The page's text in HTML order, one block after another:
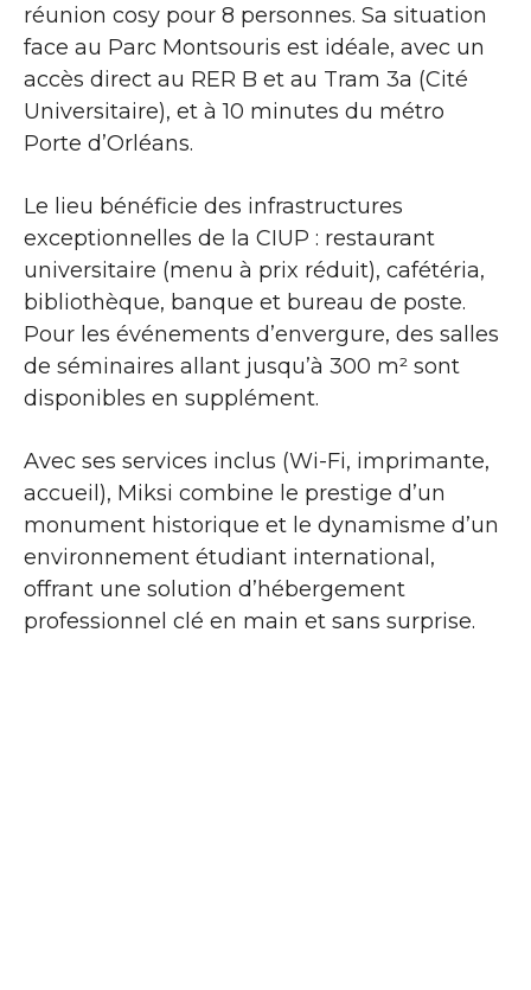
réunion cosy pour 8 personnes. Sa situation
face au Parc Montsouris est idéale, avec un
accès direct au RER B et au Tram 3a (Cité
Universitaire), et à 10 minutes du métro
Porte d’Orléans.
Le lieu bénéficie des infrastructures
exceptionnelles de la CIUP : restaurant
universitaire (menu à prix réduit), cafétéria,
bibliothèque, banque et bureau de poste.
Pour les événements d’envergure, des salles
de séminaires allant jusqu’à 300 m² sont
disponibles en supplément.
Avec ses services inclus (Wi-Fi, imprimante,
accueil), Miksi combine le prestige d’un
monument historique et le dynamisme d’un
environnement étudiant international,
offrant une solution d’hébergement
professionnel clé en main et sans surprise.